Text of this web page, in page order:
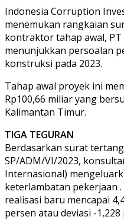
Indonesia Corruption
menemukan rangkaian
kontraktor tahap awal, PT
menunjukkan persoalan
konstruksi pada 2023.
Tahap awal proyek ini
Rp100,66 miliar yang
Kalimantan Timur.
TIGA TEGURAN
Berdasarkan surat
SP/ADM/VI/2023,
Internasional)
keterlambatan pekerjaan
realisasi baru mencapai
persen atau deviasi -1,228